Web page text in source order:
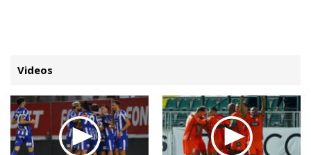
ΚΑΤΗΓΟΡΙΕΣ ΣΥΝΔΕΣΗ
Κύπρος
Απόψεις
Videos